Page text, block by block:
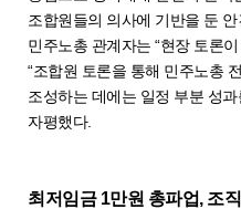
조합원들의 의사에 기반을 둔
민주노총 관계자는 “현장 토론
“조합원 토론을 통해 민주노총
조성하는 데에는 일정 부분 성
자평했다.
최저임금 1만원 총파업, 조